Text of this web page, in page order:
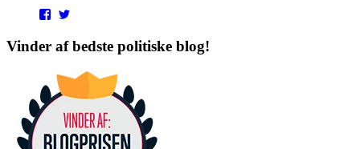
View
profile
on
profile
on
Vinder af bedste politiske blog!